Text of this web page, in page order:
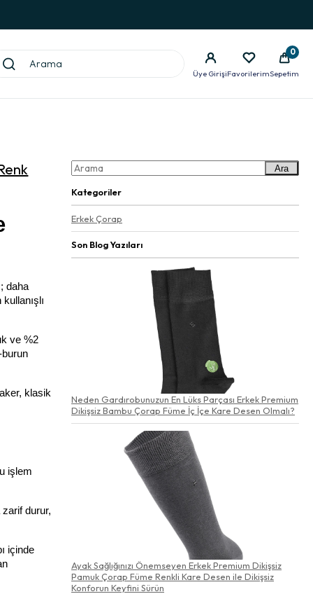
Üye GirişiFavorilerimSepetim
0
daha
ve %2
klasik
işlem
durur,
içinde
Ara
Kategoriler
Erkek Çorap
Son Blog Yazıları
Neden Gardırobunuzun En Lüks Parçası Erkek Premium
Dikişsiz Bambu Çorap Füme İç İçe Kare Desen Olmalı?
Ayak Sağlığınızı Önemseyen Erkek Premium Dikişsiz
Pamuk Çorap Füme Renkli Kare Desen ile Dikişsiz
Konforun Keyfini Sürün